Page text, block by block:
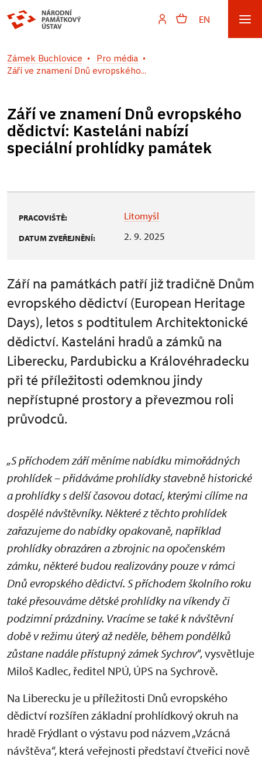
EN
Zámek Buchlovice
Pro média
Září ve znamení Dnů evropského...
Září ve znamení Dnů evropského
dědictví: Kasteláni nabízí
speciální prohlídky památek
PRACOVIŠTĚ: Litomyšl
DATUM ZVEŘEJNĚNÍ: 2. 9. 2025
Září na památkách patří již tradičně Dnům
evropského dědictví (European Heritage
Days), letos s podtitulem Architektonické
dědictví. Kasteláni hradů a zámků na
Liberecku, Pardubicku a Královéhradecku
při té příležitosti odemknou jindy
nepřístupné prostory a převezmou roli
průvodců.
„S příchodem září měníme nabídku mimořádných
prohlídek – přidáváme prohlídky stavebně historické
a prohlídky s delší časovou dotací, kterými cílíme na
dospělé návštěvníky. Některé z těchto prohlídek
zařazujeme do nabídky opakovaně, například
prohlídky obrazáren a zbrojnic na opočenském
zámku, některé budou realizovány pouze v rámci
Dnů evropského dědictví. S příchodem školního roku
také přesouváme dětské prohlídky na víkendy či
podzimní prázdniny. Vracíme se také k návštěvní
době v režimu úterý až neděle, během pondělků
zůstane nadále přístupný zámek Sychrov“, vysvětluje
Miloš Kadlec, ředitel NPÚ, ÚPS na Sychrově.
Na Liberecku je u příležitosti Dnů evropského
dědictví rozšířen základní prohlídkový okruh na
hradě Frýdlant o výstavu pod názvem „Vzácná
návštěva“, která veřejnosti představí čtveřici nově